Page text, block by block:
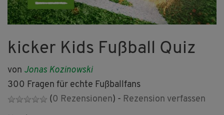
kicker Kids Fußball Quiz
von Jonas Kozinowski
300 Fragen für echte Fußballfans
(0 Rezensionen) - Rezension verfassen